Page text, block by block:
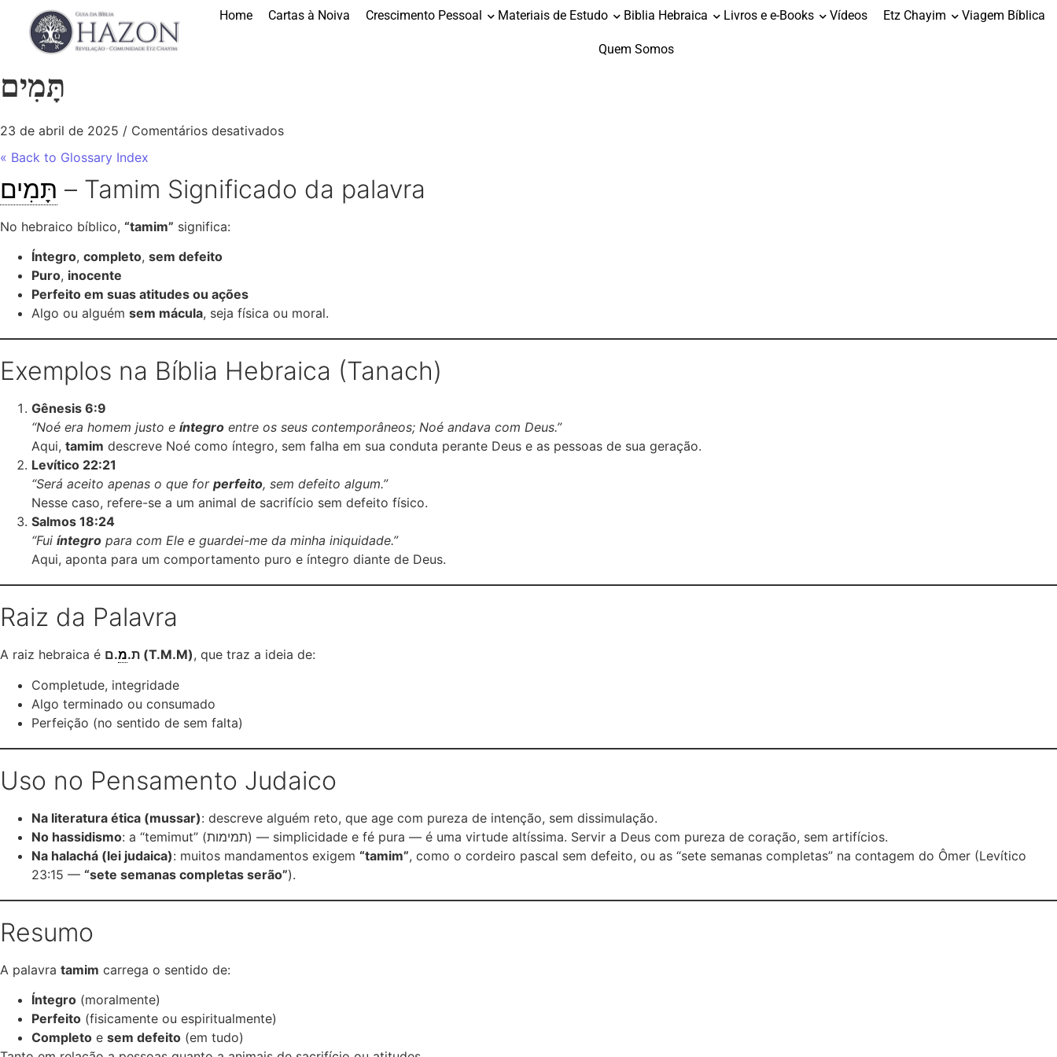
Home Cartas à Noiva Crescimento Pessoal Materiais de Estudo Biblia Hebraica Livros e e-Books Vídeos Etz Chayim Viagem Bíblica
Quem Somos
תָּמִים
23 de abril de 2025 / Comentários desativados
« Back to Glossary Index
תָּמִים – Tamim Significado da palavra
No hebraico bíblico, “tamim” significa:
Íntegro, completo, sem defeito
Puro, inocente
Perfeito em suas atitudes ou ações
Algo ou alguém sem mácula, seja física ou moral.
Exemplos na Bíblia Hebraica (Tanach)
Gênesis 6:9
“Noé era homem justo e íntegro entre os seus contemporâneos; Noé andava com Deus.”
Aqui, tamim descreve Noé como íntegro, sem falha em sua conduta perante Deus e as pessoas de sua geração.
Levítico 22:21
“Será aceito apenas o que for perfeito, sem defeito algum.”
Nesse caso, refere-se a um animal de sacrifício sem defeito físico.
Salmos 18:24
“Fui íntegro para com Ele e guardei-me da minha iniquidade.”
Aqui, aponta para um comportamento puro e íntegro diante de Deus.
Raiz da Palavra
A raiz hebraica é ת.מ .ם (T.M.M), que traz a ideia de:
Completude, integridade
Algo terminado ou consumado
Perfeição (no sentido de sem falta)
Uso no Pensamento Judaico
Na literatura ética (mussar): descreve alguém reto, que age com pureza de intenção, sem dissimulação.
No hassidismo
: a “temimut” (תמימות) — simplicidade e fé pura — é uma virtude altíssima. Servir a Deus com pureza de coração, sem artifícios.
Na halachá (lei judaica): muitos mandamentos exigem “tamim”, como o cordeiro pascal sem defeito, ou as “sete semanas completas” na contagem do Ômer (Levítico
23:15 — “sete semanas completas serão”).
Resumo
A palavra tamim carrega o sentido de:
Íntegro (moralmente)
Perfeito (fisicamente ou espiritualmente)
Completo e sem defeito (em tudo)